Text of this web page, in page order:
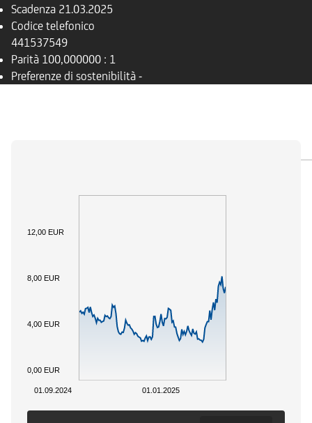
Scadenza 21.03.2025
Codice telefonico
441537549
Parità 100,000000 : 1
Preferenze di sostenibilità -
01.01.2025
01.09.2024
0,00 EUR
4,00 EUR
8,00 EUR
12,00 EUR